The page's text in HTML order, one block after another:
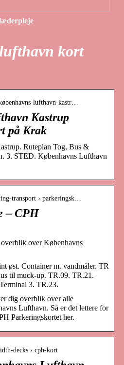
kort
lufthavn-kastr…
Kastrup
på Krak
Ruteplan Tog, Bus &
3. STED. Københavns Lufthavn
transport › parkeringsk…
– CPH
over Københavns
øst. Container m. vandmåler. TR
til muck-up. TR.09. TR.21.
3. TR.23.
dig overblik over alle
Lufthavn. Så er det lettere for
Parkeringskortet her.
decks › cph-kort